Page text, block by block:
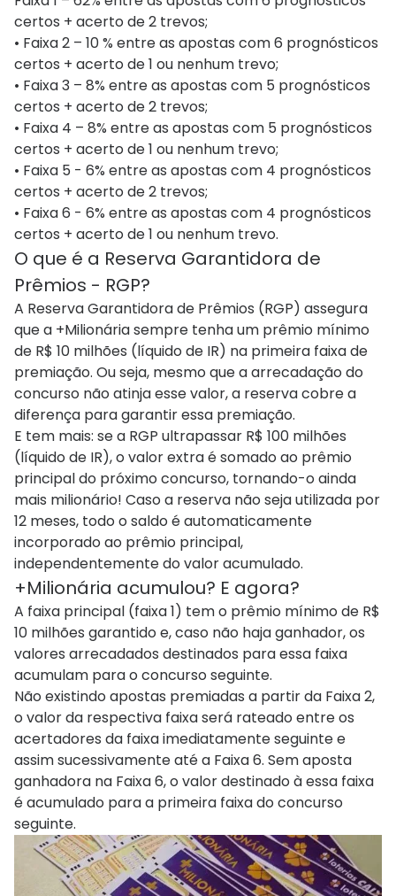
certos + acerto de 2 trevos;
• Faixa 2 – 10 % entre as apostas com 6 prognósticos
certos + acerto de 1 ou nenhum trevo;
• Faixa 3 – 8% entre as apostas com 5 prognósticos
certos + acerto de 2 trevos;
• Faixa 4 – 8% entre as apostas com 5 prognósticos
certos + acerto de 1 ou nenhum trevo;
• Faixa 5 - 6% entre as apostas com 4 prognósticos
certos + acerto de 2 trevos;
• Faixa 6 - 6% entre as apostas com 4 prognósticos
certos + acerto de 1 ou nenhum trevo.
O que é a Reserva Garantidora de
Prêmios - RGP?
A Reserva Garantidora de Prêmios (RGP) assegura
que a +Milionária sempre tenha um prêmio mínimo
de R$ 10 milhões (líquido de IR) na primeira faixa de
premiação. Ou seja, mesmo que a arrecadação do
concurso não atinja esse valor, a reserva cobre a
diferença para garantir essa premiação.
E tem mais: se a RGP ultrapassar R$ 100 milhões
(líquido de IR), o valor extra é somado ao prêmio
principal do próximo concurso, tornando-o ainda
mais milionário! Caso a reserva não seja utilizada por
12 meses, todo o saldo é automaticamente
incorporado ao prêmio principal,
independentemente do valor acumulado.
+Milionária acumulou? E agora?
A faixa principal (faixa 1) tem o prêmio mínimo de R$
10 milhões garantido e, caso não haja ganhador, os
valores arrecadados destinados para essa faixa
acumulam para o concurso seguinte.
Não existindo apostas premiadas a partir da Faixa 2,
o valor da respectiva faixa será rateado entre os
acertadores da faixa imediatamente seguinte e
assim sucessivamente até a Faixa 6. Sem aposta
ganhadora na Faixa 6, o valor destinado à essa faixa
é acumulado para a primeira faixa do concurso
seguinte.​​